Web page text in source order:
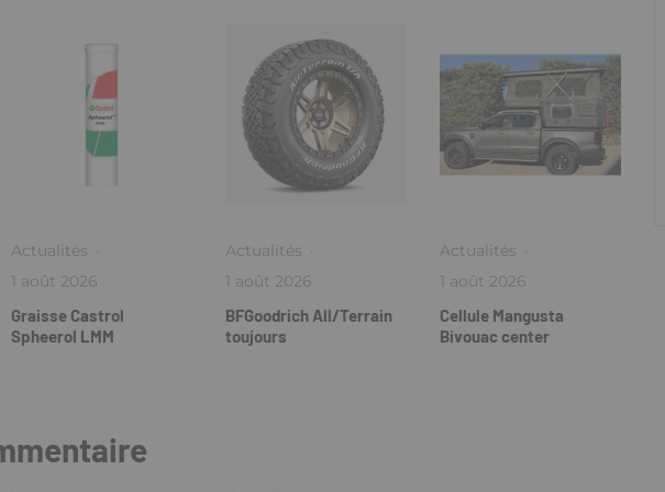
Actualités ·
1 août 2026
Graisse Castrol
Spheerol LMM
Actualités ·
1 août 2026
BFGoodrich All/Terrain
toujours
Actualités ·
1 août 2026
Cellule Mangusta
Bivouac center